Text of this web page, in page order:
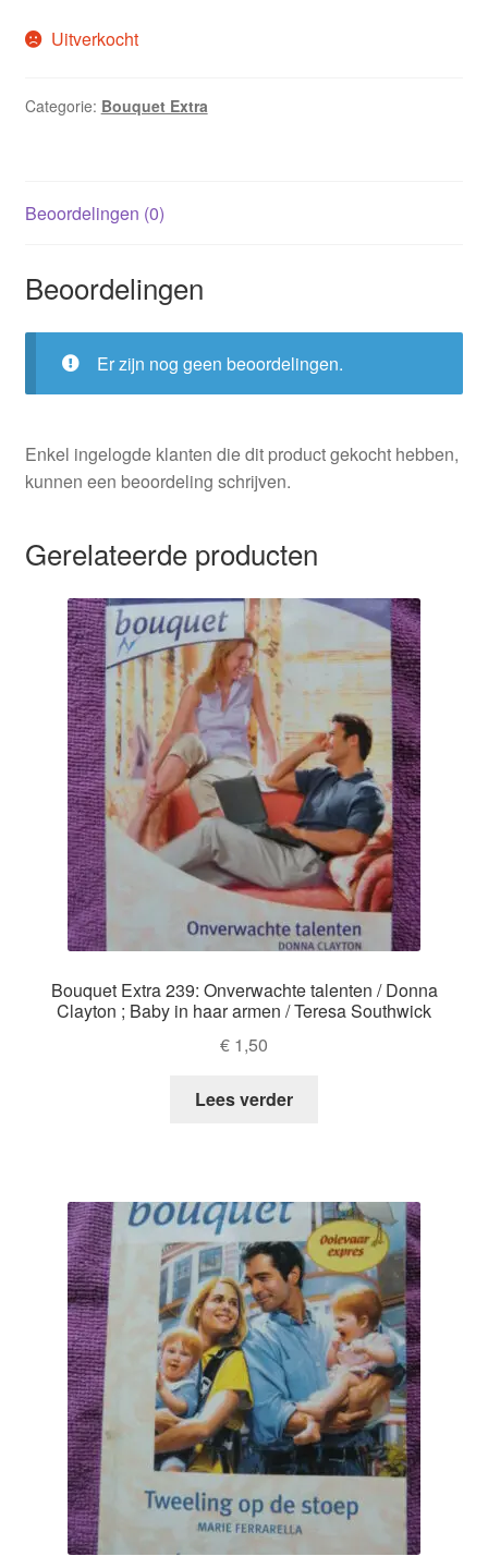
Uitverkocht
Categorie: Bouquet Extra
Beoordelingen (0)
Beoordelingen
Er zijn nog geen beoordelingen.
Enkel ingelogde klanten die dit product gekocht hebben,
kunnen een beoordeling schrijven.
Gerelateerde producten
Bouquet Extra 239: Onverwachte talenten / Donna
Clayton ; Baby in haar armen / Teresa Southwick
€ 1,50
Lees verder